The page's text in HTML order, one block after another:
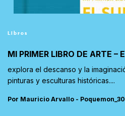
Libros
MI PRIMER LIBRO DE ARTE –
explora el descanso y la
pinturas y esculturas históricas....
Por Mauricio Arvallo - Poquemon_30